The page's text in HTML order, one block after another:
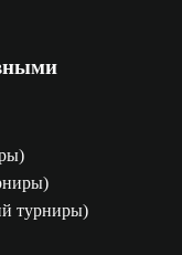
турниры)